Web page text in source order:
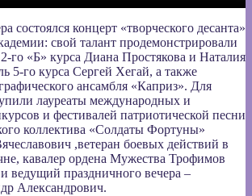
состоялся концерт «творческого десанта»
свой талант продемонстрировали
го «Б» курса Диана Простякова и Наталия
5-го курса Сергей Хегай, а также
ансамбля «Каприз». Для
лауреаты международных и
и фестивалей патриотической песни
коллектива «Солдаты Фортуны»
,ветеран боевых действий в
кавалер ордена Мужества Трофимов
ведущий праздничного вечера –
Александрович.